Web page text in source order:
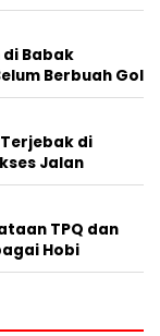
Babak
Berbuah Gol
di
Jalan
TPQ dan
Hobi